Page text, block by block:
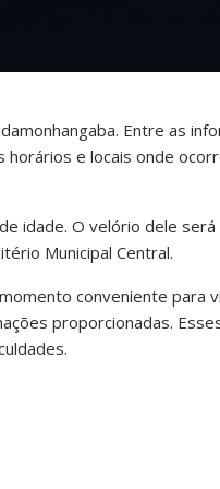
Entre as
e locais onde
idade. O velório dele será
Municipal Central.
conveniente para
proporcionadas.